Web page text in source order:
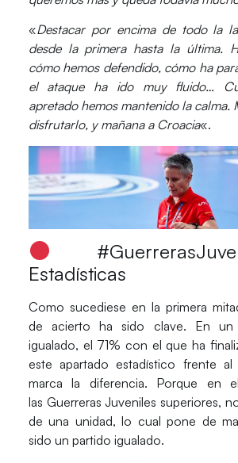
«Destacar por encima de todo la
desde la primera hasta la última.
cómo hemos defendido, cómo ha
el ataque ha ido muy fluido…
apretado hemos mantenido la calma.
disfrutarlo, y mañana a Croacia«.
Estadísticas
Como sucediese en la primera
de acierto ha sido clave. En un
igualado, el 71% con el que ha
este apartado estadístico frente
marca la diferencia. Porque en
las Guerreras Juveniles superiores,
de una unidad, lo cual pone de
sido un partido igualado.